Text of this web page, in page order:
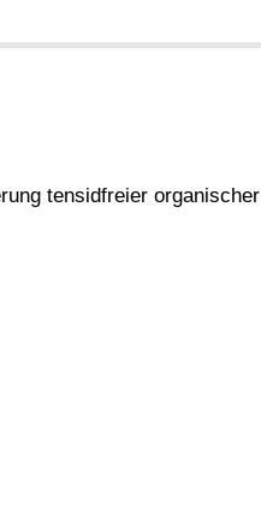
tensidfreier organischer